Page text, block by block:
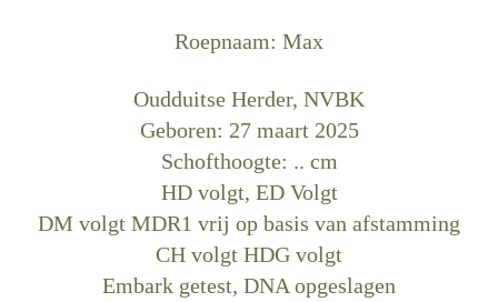
Roepnaam: Max
Oudduitse Herder, NVBK
Geboren: 27 maart 2025
Schofthoogte: .. cm
HD volgt, ED Volgt
DM volgt MDR1 vrij op basis van afstamming
CH volgt HDG volgt
Embark getest, DNA opgeslagen